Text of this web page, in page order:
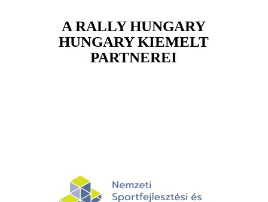
A RALLY HUNGARY
HUNGARY KIEMELT
PARTNEREI